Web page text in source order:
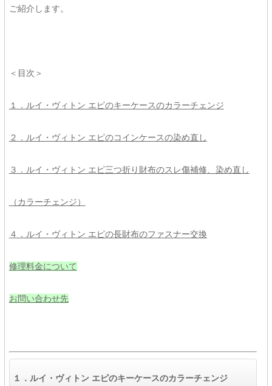
ご紹介します。
＜目次＞
１．ルイ・ヴィトン エピのキーケースのカラーチェンジ
２．ルイ・ヴィトン エピのコインケースの染め直し
３．ルイ・ヴィトン エピ三つ折り財布のスレ傷補修、染め直し
（カラーチェンジ）
４．ルイ・ヴィトン エピの長財布のファスナー交換
修理料金について
お問い合わせ先
１． ルイ・ヴィトン エピのキーケースのカラーチェンジ